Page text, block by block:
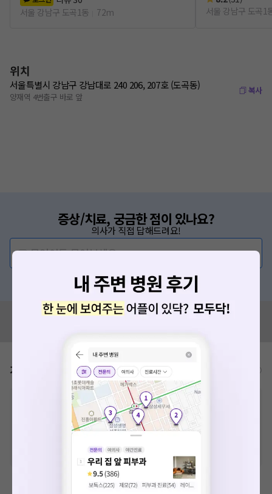
서울 강남구 도곡1동
72m
서울 강남구 도곡1
위치
서울특별시 강남구 강남대로 240 206, 207호 (도곡동)
양재역 4번출구 바로 앞
복사
증상/치료, 궁금한 점이 있나요?
의사가 직접 답해드려요!
💬 무엇이든 물어보세요
혹은, 의료상담 서비스에 다양한 게시글 보러가기
혹시 잘못된 병원정보가 있나요?
가격표
비급여 항목의 경우, 추가비용 등으로 실제 가격과 상이할 수 있으니, 정확
한 가격은 해당 의료기관에 직접 문의해주세요.
급여 항목의 경우, 건강보험심사평가원에 고지되어 있는 급여 진료 기준 가
격입니다. (진료와 연관된 복합적인 비용이 추가되어, 병원마다 금액이 다르게
VAT 포함